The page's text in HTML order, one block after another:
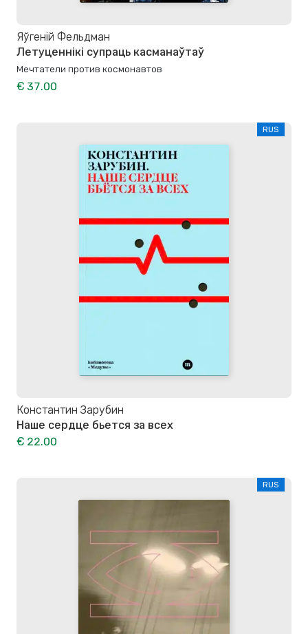
Яўгеній Фельдман
Летуценнікі супраць касманаўтаў
Мечтатели против космонавтов
€ 37.00
RUS
Константин Зарубин
Наше сердце бьется за всех
€ 22.00
RUS